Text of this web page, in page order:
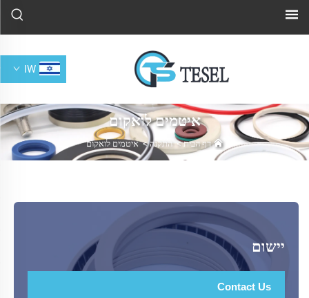
IW
איטמים לואקום
דף הבית>התקנה>איטמים לואקום
יישום
Contact Us